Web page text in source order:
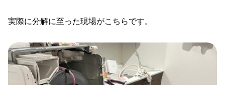
実際に分解に至った現場がこちらです。